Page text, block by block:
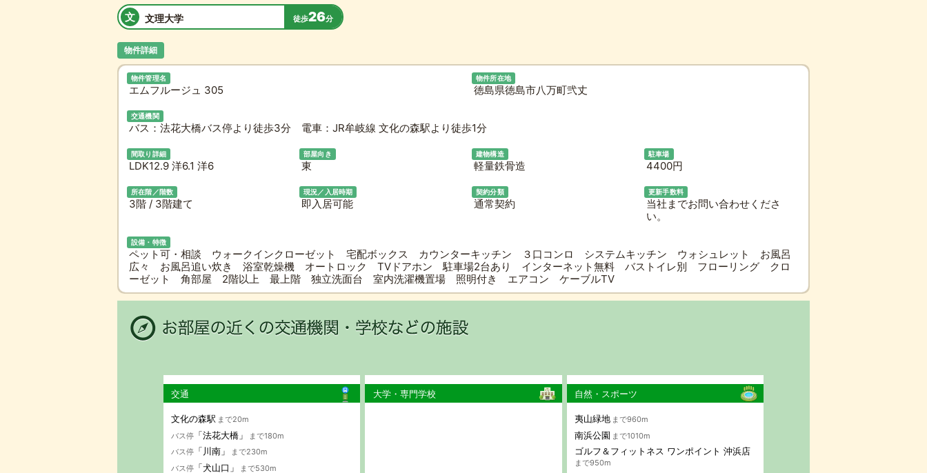
文 文理大学 徒歩26分
物件詳細
物件管理名
エムフルージュ 305
物件所在地
徳島県徳島市八万町弐丈
交通機関
バス：法花大橋バス停より徒歩3分 電車：JR牟岐線 文化の森駅より徒歩1分
間取り詳細
LDK12.9 洋6.1 洋6
部屋向き
東
建物構造
軽量鉄骨造
駐車場
4400円
所在階／階数
3階 / 3階建て
現況／入居時期
即入居可能
契約分類
通常契約
更新手数料
当社までお問い合わせくださ
い。
設備・特徴
ペット可・相談 ウォークインクローゼット 宅配ボックス カウンターキッチン ３口コンロ システムキッチン ウォシュレット お風呂
広々 お風呂追い炊き 浴室乾燥機 オートロック TVドアホン 駐車場2台あり インターネット無料 バストイレ別 フローリング クロ
ーゼット 角部屋 2階以上 最上階 独立洗面台 室内洗濯機置場 照明付き エアコン ケーブルTV
交通
文化の森駅 まで20m
バス停 「法花大橋」
まで180m
バス停 「川南」
まで230m
バス停 「犬山口」 まで530m
大学・専門学校 自然・スポーツ
夷山緑地 まで960m
南浜公園 まで1010m
ゴルフ＆フィットネス ワンポイント 沖浜店
まで950m